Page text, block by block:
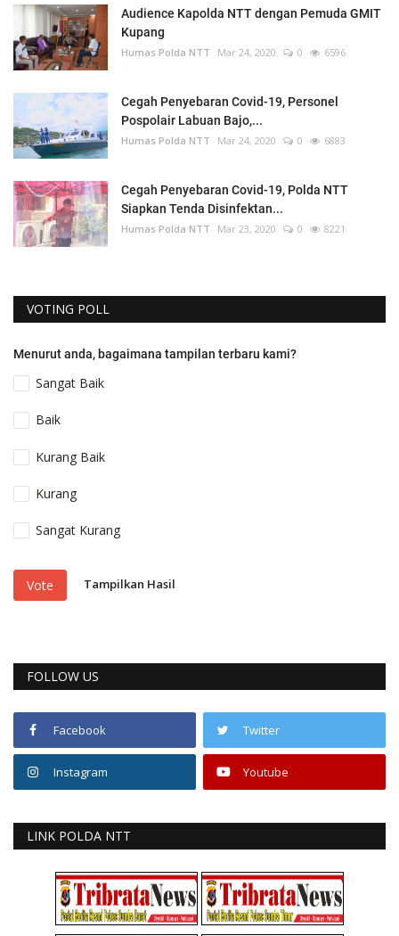
Audience Kapolda NTT dengan Pemuda GMIT
Kupang
Humas Polda NTT Mar 24, 2020 0 6596
Cegah Penyebaran Covid-19, Personel
Pospolair Labuan Bajo,...
Humas Polda NTT Mar 24, 2020 0 6883
Cegah Penyebaran Covid-19, Polda NTT
Siapkan Tenda Disinfektan...
Humas Polda NTT Mar 23, 2020 0 8221
VOTING POLL
Menurut anda, bagaimana tampilan terbaru kami?
Sangat Baik
Baik
Kurang Baik
Kurang
Sangat Kurang
Vote Tampilkan Hasil
FOLLOW US
Facebook Twitter
Instagram Youtube
LINK POLDA NTT